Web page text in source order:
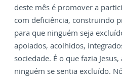
deste mês é promover a
com deficiência, construindo
para que ninguém seja
apoiados, acolhidos,
sociedade. É o que fazia
ninguém se sentia excluído.